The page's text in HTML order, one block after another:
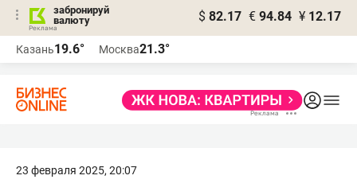
забронируй
валюту
$ 82.17 € 94.84 ¥ 12.17
Казань19.6° Москва21.3°
23 февраля 2025, 20:07